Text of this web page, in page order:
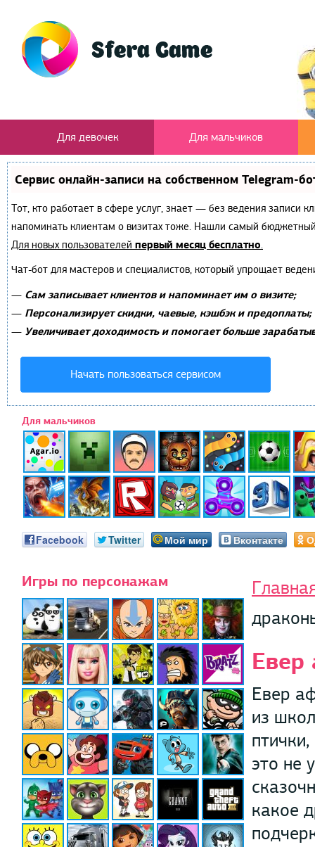
Для девочек Для мальчиков
Сервис онлайн-записи на собственном Telegram-
Тот, кто работает в сфере услуг, знает — без ведения записи
напоминать клиентам о визитах тоже. Нашли самый
Для новых пользователей первый месяц бесплатно.
Чат-бот для мастеров и специалистов, который упрощает
— Сам записывает клиентов и напоминает им о визите;
— Персонализирует скидки, чаевые, кэшбэк и предоплаты;
— Увеличивает доходимость и помогает больше
Начать пользоваться сервисом
Для мальчиков
Facebook Twitter Мой мир Вконтакте
Игры по персонажам
Евер
Евер
из
это не
какое